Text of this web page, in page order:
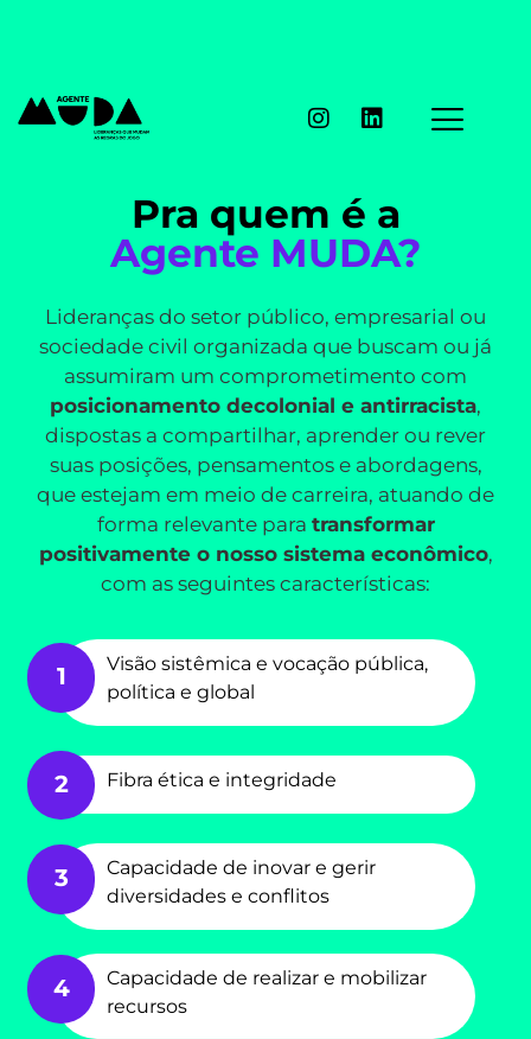
Pra quem é a
Agente MUDA?
Lideranças do setor público, empresarial ou
sociedade civil organizada que buscam ou já
assumiram um comprometimento com
posicionamento decolonial e antirracista,
dispostas a compartilhar, aprender ou rever
suas posições, pensamentos e abordagens,
que estejam em meio de carreira, atuando de
forma relevante para transformar
positivamente o nosso sistema econômico,
com as seguintes características:
1
Visão sistêmica e vocação pública,
política e global
2 Fibra ética e integridade
3
Capacidade de inovar e gerir
diversidades e conflitos
4
Capacidade de realizar e mobilizar
recursos